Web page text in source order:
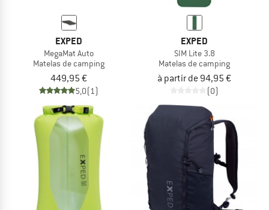
EXPED
MegaMat Auto
Matelas de camping
449,95 €
5,0(1)
EXPED
SIM Lite 3.8
Matelas de camping
à partir de 94,95 €
(0)